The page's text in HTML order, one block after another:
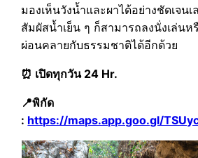
มองเห็นวังน้ำและผาได้อย่างชัดเจน
สัมผัสน้ำเย็น ๆ ก็สามารถลงนั่งเล่นห
ผ่อนคลายกับธรรมชาติได้อีกด้วย
⏰ เปิดทุกวัน 24 Hr.
📍พิกัด
: https://maps.app.goo.gl/